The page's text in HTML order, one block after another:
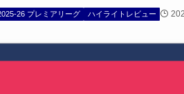
26 プレミアリーグ ハイライトレビュー